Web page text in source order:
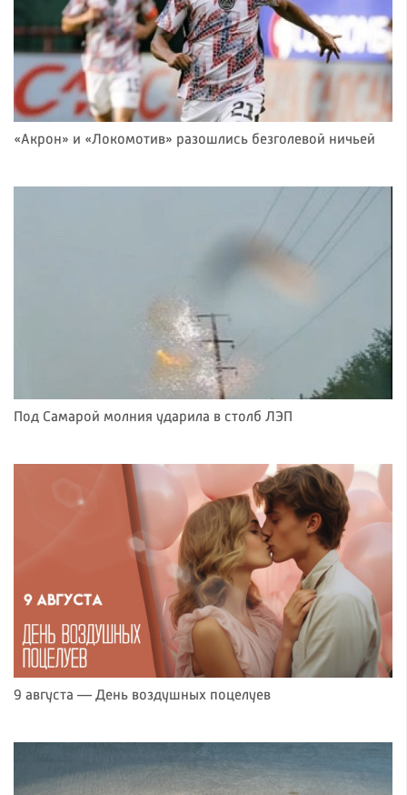
«Акрон» и «Локомотив» разошлись безголевой ничьей
Под Самарой молния ударила в столб ЛЭП
9 августа — День воздушных поцелуев